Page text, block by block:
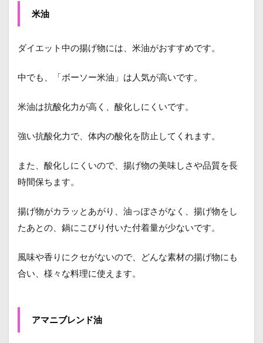
米油
ダイエット中の揚げ物には、米油がおすすめです。
中でも、「ボーソー米油」は人気が高いです。
米油は抗酸化力が高く、酸化しにくいです。
強い抗酸化力で、体内の酸化を防止してくれます。
また、酸化しにくいので、揚げ物の美味しさや品質を長
時間保ちます。
揚げ物がカラッとあがり、油っぽさがなく、揚げ物をし
たあとの、鍋にこびり付いた付着量が少ないです。
風味や香りにクセがないので、どんな素材の揚げ物にも
合い、様々な料理に使えます。
アマニブレンド油